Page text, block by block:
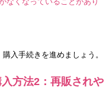
入手続きを進めましょう。
方法2：再販されや